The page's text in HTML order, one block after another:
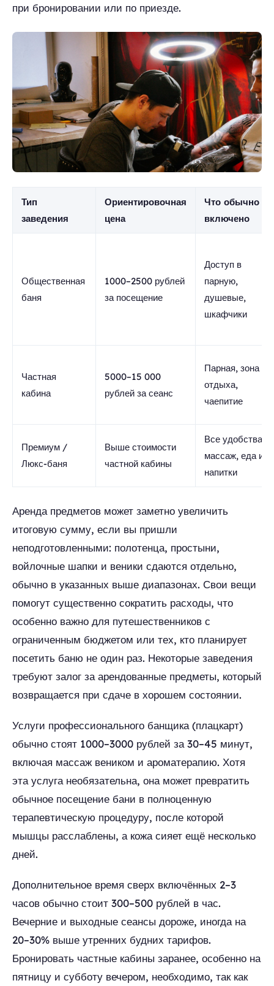
при бронировании или по приезде.
Тип
заведения
Ориентировочная
цена
Что обычно
включено
Общественная
баня
1000–2500 рублей
за посещение
Доступ в
парную,
душевые,
шкафчики
Частная
кабина
5000–15 000
рублей за сеанс
Парная, зона
отдыха,
чаепитие
Премиум /
Люкс-баня
Выше стоимости
частной кабины
Все удобства,
массаж, еда и
напитки
Аренда предметов может заметно увеличить
итоговую сумму, если вы пришли
неподготовленными: полотенца, простыни,
войлочные шапки и веники сдаются отдельно,
обычно в указанных выше диапазонах. Свои вещи
помогут существенно сократить расходы, что
особенно важно для путешественников с
ограниченным бюджетом или тех, кто планирует
посетить баню не один раз. Некоторые заведения
требуют залог за арендованные предметы, который
возвращается при сдаче в хорошем состоянии.
Услуги профессионального банщика (плацкарт)
обычно стоят 1000–3000 рублей за 30–45 минут,
включая массаж веником и ароматерапию. Хотя
эта услуга необязательна, она может превратить
обычное посещение бани в полноценную
терапевтическую процедуру, после которой
мышцы расслаблены, а кожа сияет ещё несколько
дней.
Дополнительное время сверх включённых 2–3
часов обычно стоит 300–500 рублей в час.
Вечерние и выходные сеансы дороже, иногда на
20–30% выше утренних будних тарифов.
Бронировать частные кабины заранее, особенно на
пятницу и субботу вечером, необходимо, так как